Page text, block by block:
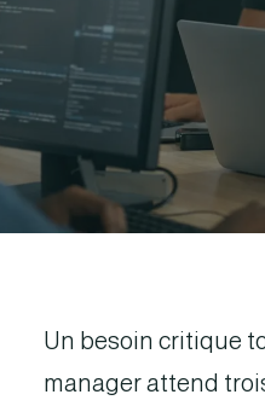
Un besoin critique
manager attend